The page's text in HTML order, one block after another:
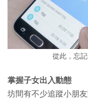
從此，忘
掌握子女出入動態
坊間有不少追蹤小朋